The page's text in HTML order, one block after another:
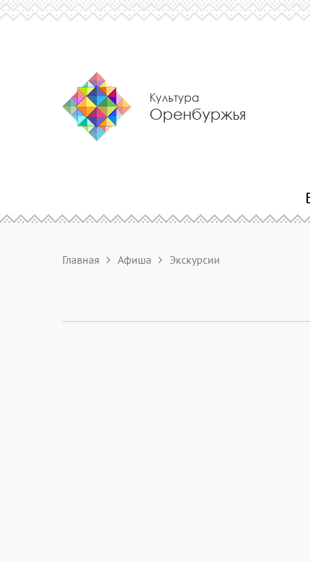
Культура
Оренбуржья
Главная Афиша Экскурсии